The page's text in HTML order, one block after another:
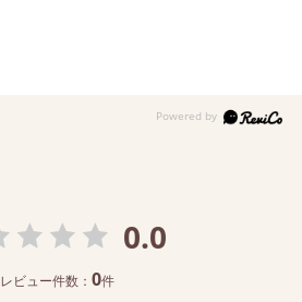
0.0
レビュー件数：0件